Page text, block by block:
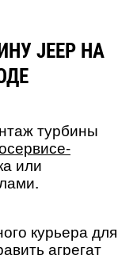
JEEP НА
турбины
или
курьера для
агрегат